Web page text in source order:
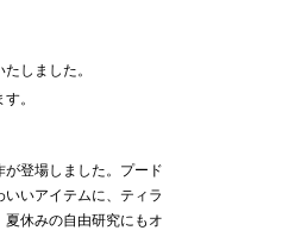
しました。
。
が登場しました。プード
いアイテムに、ティラ
夏休みの自由研究にもオ